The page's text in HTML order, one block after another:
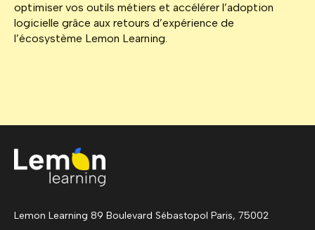
optimiser vos outils métiers et accélérer l’adoption
logicielle grâce aux retours d’expérience de
l’écosystème Lemon Learning.
Lemon Learning 89 Boulevard Sébastopol Paris, 75002